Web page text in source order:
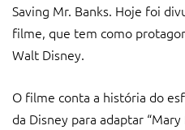
Saving Mr. Banks. Hoje foi
filme, que tem como
Walt Disney.
O filme conta a história do
da Disney para adaptar